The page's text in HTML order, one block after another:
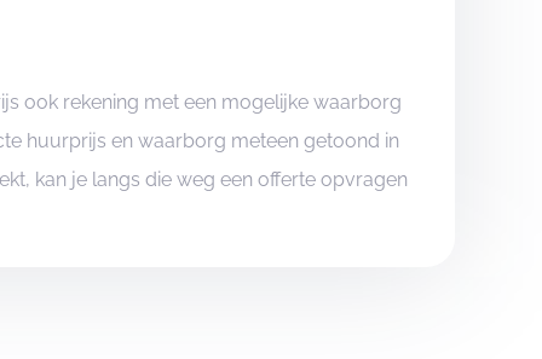
ook rekening met een mogelijke waarborg
huurprijs en waarborg meteen getoond in
kan je langs die weg een offerte opvragen